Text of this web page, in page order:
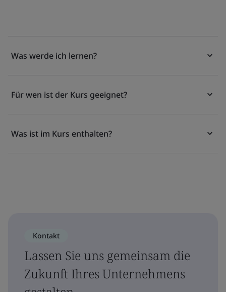
Was werde ich lernen?
Für wen ist der Kurs geeignet?
Was ist im Kurs enthalten?
Kontakt
Lassen Sie uns gemeinsam die
Zukunft Ihres Unternehmens